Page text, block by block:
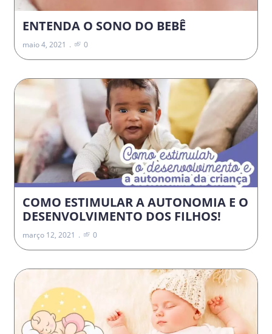
ENTENDA O SONO DO BEBÊ
maio 4, 2021 0
COMO ESTIMULAR A AUTONOMIA E O
DESENVOLVIMENTO DOS FILHOS!
março 12, 2021 0